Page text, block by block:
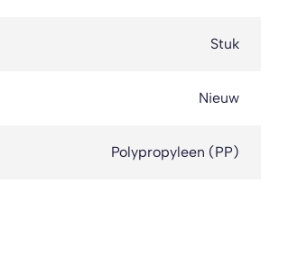
Stuk
Nieuw
Polypropyleen (PP)